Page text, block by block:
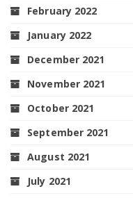
February 2022
January 2022
December 2021
November 2021
October 2021
September 2021
August 2021
July 2021